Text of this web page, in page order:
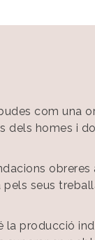
com una
homes i
seus
la producció